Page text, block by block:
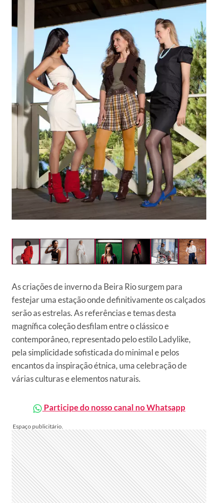
As criações de inverno da Beira Rio surgem para
festejar uma estação onde definitivamente os calçados
serão as estrelas. As referências e temas desta
magnífica coleção desfilam entre o clássico e
contemporâneo, representado pelo estilo Ladylike,
pela simplicidade sofisticada do minimal e pelos
encantos da inspiração étnica, uma celebração de
várias culturas e elementos naturais.
Participe do nosso canal no Whatsapp